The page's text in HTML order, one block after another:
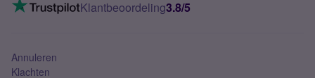
Mobiel abonnement
Klantbeoordeling3.8/5
Annuleren
Klachten